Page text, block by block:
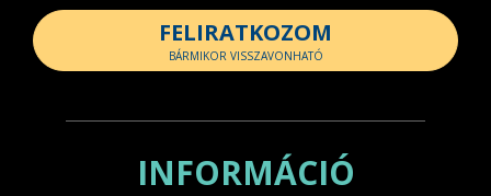
FELIRATKOZOM
BÁRMIKOR VISSZAVONHATÓ
INFORMÁCIÓ